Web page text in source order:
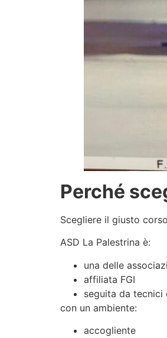
Perché
Scegliere il giusto
ASD La Palestrina è:
una delle
affiliata FGI
seguita da tecnici
con un ambiente:
accogliente